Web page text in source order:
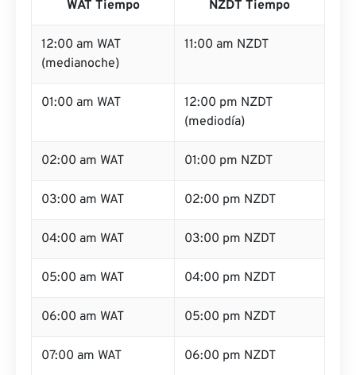
WAT Tiempo NZDT Tiempo
12:00 am WAT
(medianoche)
11:00 am NZDT
01:00 am WAT
12:00 pm NZDT
(mediodía)
02:00 am WAT 01:00 pm NZDT
03:00 am WAT 02:00 pm NZDT
04:00 am WAT 03:00 pm NZDT
05:00 am WAT 04:00 pm NZDT
06:00 am WAT 05:00 pm NZDT
07:00 am WAT 06:00 pm NZDT